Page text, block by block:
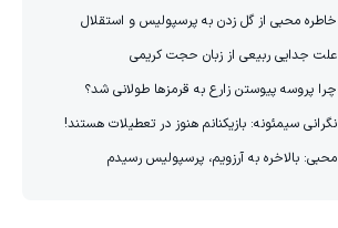
خاطره محبی از گل زدن به پرسپولیس و استقلال
علت جدایی ربیعی از زبان حجت کریمی
چرا پروسه پیوستن زارع به قرمزها طولانی شد؟
نگرانی سیمئونه: بازیکنانم هنوز در تعطیلات هستند!
محبی: بالاخره به آرزویم، پرسپولیس رسیدم